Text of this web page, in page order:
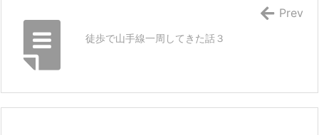
徒歩で山手線一周してきた話３
Prev